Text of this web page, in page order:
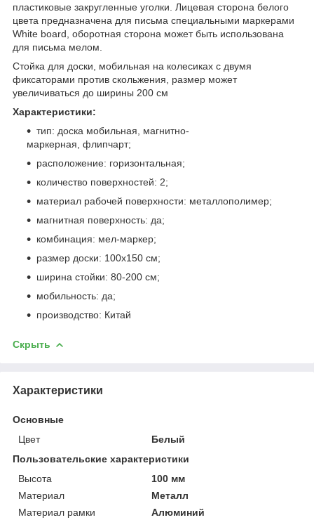
пластиковые закругленные уголки. Лицевая сторона белого
цвета предназначена для письма специальными маркерами
White board, оборотная сторона может быть использована
для письма мелом.
Стойка для доски, мобильная на колесиках с двумя
фиксаторами против скольжения, размер может
увеличиваться до ширины 200 см
Характеристики:
тип: доска мобильная, магнитно-
маркерная, флипчарт;
расположение: горизонтальная;
количество поверхностей: 2;
материал рабочей поверхности: металлополимер;
магнитная поверхность: да;
комбинация: мел-маркер;
размер доски: 100x150 см;
ширина стойки: 80-200 см;
мобильность: да;
производство: Китай
Скрыть
Характеристики
Основные
Цвет
Белый
Пользовательские характеристики
Высота
100 мм
Материал
Металл
Материал рамки
Алюминий